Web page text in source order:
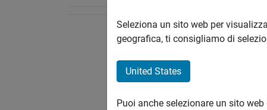
Seleziona un sito web per
geografica, ti consigliamo di
United States
Puoi anche selezionare un sito